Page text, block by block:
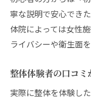
寧な説明で安心でき
体院によっては女性
ライバシーや衛生面
整体体験者の口コ
実際に整体を体験し